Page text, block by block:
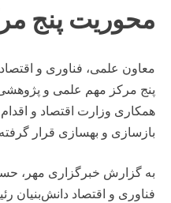
محوریت پنج
معاون علمی، فناوری و
پنج مرکز مهم علمی و
همکاری وزارت اقتصاد و
بازسازی و بهسازی قرار
به گزارش خبرگزاری مهر،
فناوری و اقتصاد